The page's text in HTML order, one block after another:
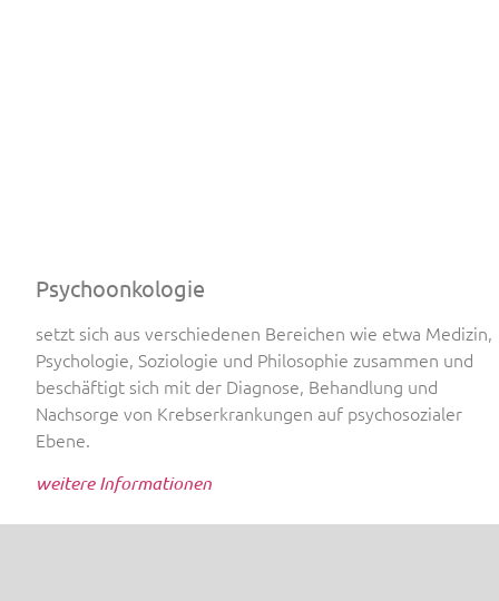
Psychoonkologie
setzt sich aus verschiedenen Bereichen wie etwa Medizin,
Psychologie, Soziologie und Philosophie zusammen und
beschäftigt sich mit der Diagnose, Behandlung und
Nachsorge von Krebserkrankungen auf psychosozialer
Ebene.
weitere Informationen